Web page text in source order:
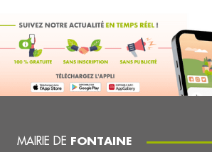
MAIRIE DE FONTAINE